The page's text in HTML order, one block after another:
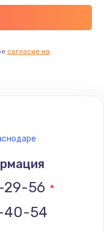
согласие на
29-56
40-54